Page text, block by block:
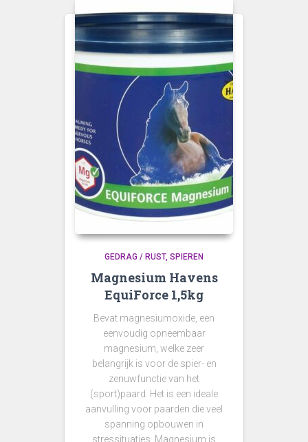
GEDRAG / RUST SPIEREN
Magnesium Havens
EquiForce 1,5kg
Bevat magnesiumoxide, een
eenvoudig opneembaar
magnesium, welke zeer
belangrijk is voor de spier- en
zenuwfunctie van het
(sport)paard. Het is een ideale
aanvulling voor paarden die veel
spanning opbouwen in
stressituaties. Magnesium is